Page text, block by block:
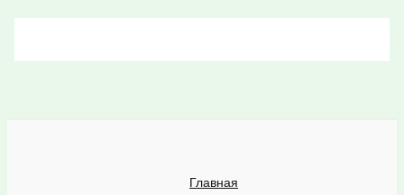
Главная